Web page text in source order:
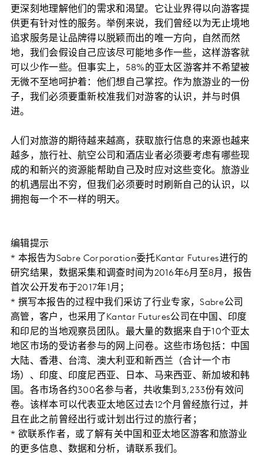
更深刻地理解他们的需求和渴望。它让业界得以向游客提
供更有针对性的服务。举例来说，我们曾经以为无止境地
追求服务是让品牌得以脱颖而出的唯一方向，自然而然
地，我们会假设自己应该尽可能地多作一些，这样游客就
可以少作一些。但事实上，58%的亚太区游客并不希望被
无微不至地呵护着：他们想自己掌控。作为旅游业的一份
子，我们必须要重新校准我们对游客的认识，并与时俱
进。
人们对旅游的期待越来越高，获取旅行信息的来源也越来
越多，旅行社、航空公司和酒店业者必须要考虑有哪些现
成的和新兴的资源能帮助自己及时应对这些变化。旅游业
的机遇层出不穷，但我们必须要时时刷新自己的认识，以
拥抱每一个不一样的明天。
编辑提示
* 本报告为Sabre Corporation委托Kantar Futures进行的
研究结果，数据采集和调查时间为2016年6月至8月，报告
首次公开发布于2017年1月；
* 撰写本报告的过程中我们采访了行业专家，Sabre公司
高管，客户，也采用了Kantar Futures公司在中国、印度
和印尼的当地观察员团队。最大量的数据来自于10个亚太
地区市场的受访者参与的网上问卷。这些市场包括：中国
大陆、香港、台湾、澳大利亚和新西兰（合计一个市
场）、印度、印度尼西亚、日本、马来西亚、新加坡和韩
国。各市场各约300名参与者，共收集到3,233份有效问
卷。该样本可以代表亚太地区过去12个月曾经旅行过，并
且在此之前曾经出行或计划出行过的旅行者；
* 欲联系作者，或了解有关中国和亚太地区游客和旅游业
的更多信息、数据和分析，请联系我们。